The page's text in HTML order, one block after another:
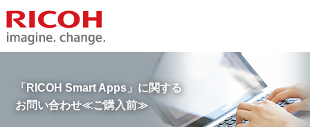
「RICOH Smart Apps」に関する
お問い合わせ≪ご購入前≫